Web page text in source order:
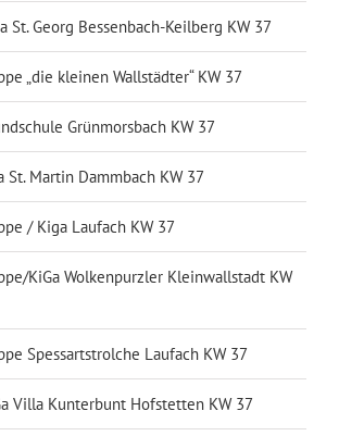
St. Georg Bessenbach-Keilberg KW 37
„die kleinen Wallstädter“ KW 37
Grünmorsbach KW 37
St. Martin Dammbach KW 37
/ Kiga Laufach KW 37
KiGa Wolkenpurzler Kleinwallstadt KW
Spessartstrolche Laufach KW 37
Villa Kunterbunt Hofstetten KW 37